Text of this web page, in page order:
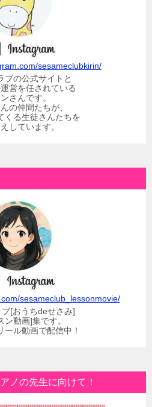
sesameclubkirin/
ブの公式サイトと
営を任されている
さんです。
の仲間たちが、
くる生徒さんたちを
しています。
sesameclub_lessonmovie/
[おうちdeせさみ]
ン動画]集です。
ール動画で配信中！
ノの先生に向けて！